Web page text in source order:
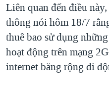
Liên quan đến điều
thông nói hôm 18/7
thuê bao sử dụng
hoạt động trên mạng
internet băng rộng di